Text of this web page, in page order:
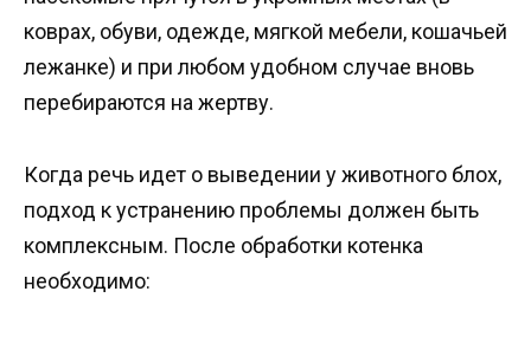
коврах, обуви, одежде, мягкой мебели, кошачьей
лежанке) и при любом удобном случае вновь
перебираются на жертву.
Когда речь идет о выведении у животного блох,
подход к устранению проблемы должен быть
комплексным. После обработки котенка
необходимо: